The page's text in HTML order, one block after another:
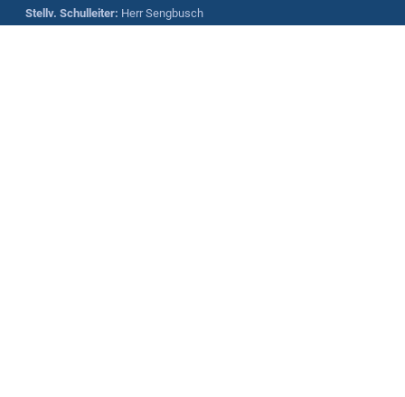
Stellv. Schulleiter: HerrSengbusch